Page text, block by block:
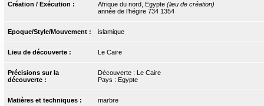
Création / Exécution : Afrique du nord, Egypte (lieu de création)
année de l’hégire 734 1354
Epoque/Style/Mouvement : islamique
Lieu de découverte : Le Caire
Précisions sur la
découverte :
Découverte : Le Caire
Pays : Egypte
Matières et techniques : marbre